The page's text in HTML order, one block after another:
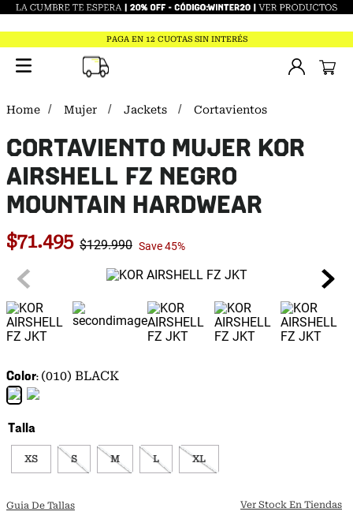
PAGA EN 12 CUOTAS SIN INTERÉS
Mujer Jackets Cortavientos
CORTAVIENTO MUJER KOR
AIRSHELL FZ NEGRO
MOUNTAIN HARDWEAR
$71.495 $129.990 Save45%
Color (010) BLACK
Talla
XS S M L XL
Guia De Tallas Ver Stock En Tiendas